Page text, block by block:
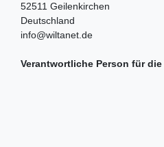
52511 Geilenkirchen
Deutschland
info@wiltanet.de
Verantwortliche Person für die